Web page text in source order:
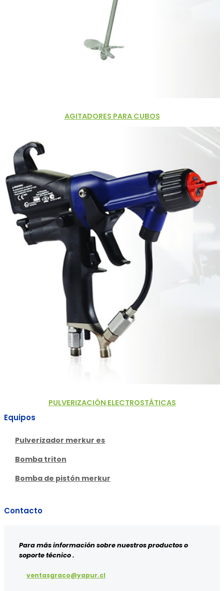
AGITADORES PARA CUBOS
PULVERIZACIÓN ELECTROSTÁTICAS
Equipos
Pulverizador merkur es
Bomba triton
Bomba de pistón merkur
Contacto
Para más información sobre nuestros productos o
soporte técnico .
ventasgraco@yapur.cl